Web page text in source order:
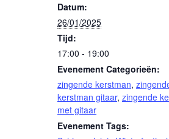
Datum:
26/01/2025
Tijd:
17:00 - 19:00
Evenement Categorieën:
zingende kerstman,
kerstman gitaar, zingende
met gitaar
Evenement Tags: